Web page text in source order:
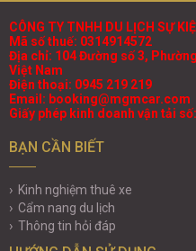
CÔNG TY TNHH DU LỊCH SỰ
Mã số thuế: 0314914572
Địa chỉ: 104 Đường số 3,
Việt Nam
Điện thoại: 0945 219 219
Email: booking@mgmcar.com
Giấy phép kinh doanh vận tải
BẠN CẦN BIẾT
Kinh nghiệm thuê xe
Cẩm nang du lịch
Thông tin hỏi đáp